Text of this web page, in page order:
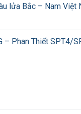
lửa Bắc – Nam Việt
– Phan Thiết SPT4/